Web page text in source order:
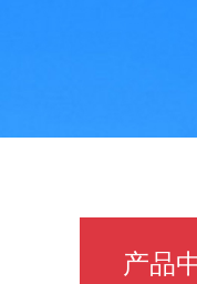
产品